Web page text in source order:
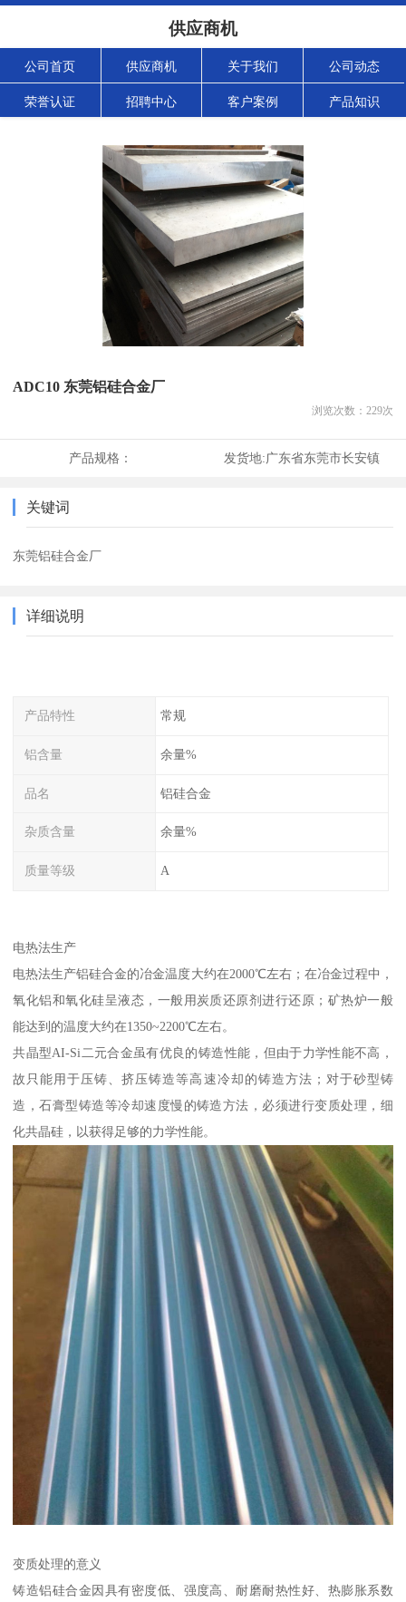
供应商机
公司首页 供应商机 关于我们 公司动态
荣誉认证 招聘中心 客户案例 产品知识
ADC10 东莞铝硅合金厂
浏览次数： 229次
产品规格： 发货地:广东省东莞市长安镇
关键词
东莞铝硅合金厂
详细说明
产品特性 常规
铝含量 余量%
品名 铝硅合金
杂质含量 余量%
质量等级 A
电热法生产
电热法生产铝硅合金的冶金温度大约在2000℃左右；在冶金过程中，
氧化铝和氧化硅呈液态，一般用炭质还原剂进行还原；矿热炉一般
能达到的温度大约在1350~2200℃左右。
共晶型AI-Si二元合金虽有优良的铸造性能，但由于力学性能不高，
故只能用于压铸、挤压铸造等高速冷却的铸造方法；对于砂型铸
造，石膏型铸造等冷却速度慢的铸造方法，必须进行变质处理，细
化共晶硅，以获得足够的力学性能。
变质处理的意义
铸造铝硅合金因具有密度低、强度高、耐磨耐热性好、热膨胀系数